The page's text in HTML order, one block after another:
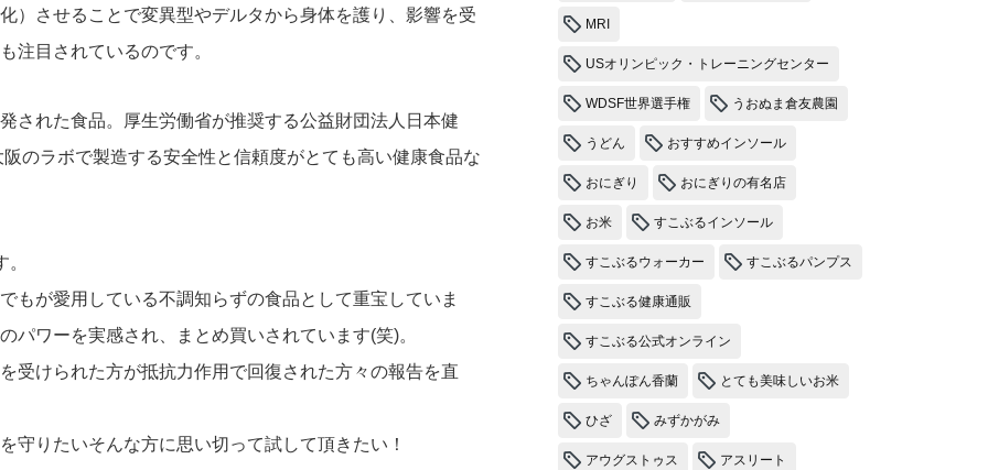
）させることで変異型やデルタから身体を護り、影響を受
注目されているのです。
された食品。厚生労働省が推奨する公益財団法人日本健
のラボで製造する安全性と信頼度がとても高い健康食品な
もが愛用している不調知らずの食品として重宝していま
パワーを実感され、まとめ買いされています(笑)。
受けられた方が抵抗力作用で回復された方々の報告を直
守りたいそんな方に思い切って試して頂きたい！
MRI
USオリンピック・トレーニングセンター
WDSF世界選手権 うおぬま倉友農園
うどん おすすめインソール
おにぎり おにぎりの有名店
お米 すこぶるインソール
すこぶるウォーカー すこぶるパンプス
すこぶる健康通販
すこぶる公式オンライン
ちゃんぽん香蘭 とても美味しいお米
ひざ みずかがみ
アウグストゥス アスリート